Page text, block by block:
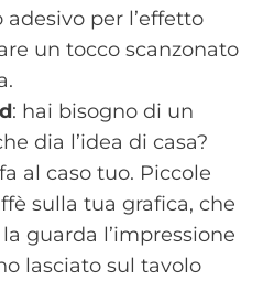
per l’effetto
un tocco scanzonato
: hai bisogno di un
dia l’idea di casa?
al caso tuo. Piccole
sulla tua grafica, che
guarda l’impressione
lasciato sul tavolo